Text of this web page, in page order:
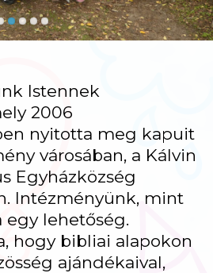
Istennek
2006
nyitotta meg kapuit
városában, a Kálvin
Egyházközség
Intézményünk, mint
egy lehetőség.
hogy bibliai alapokon
ajándékaival,